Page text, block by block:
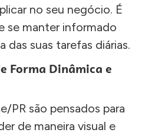
no seu negócio. É
se manter informado
das suas tarefas diárias.
Forma Dinâmica e
PR são pensados para
de maneira visual e